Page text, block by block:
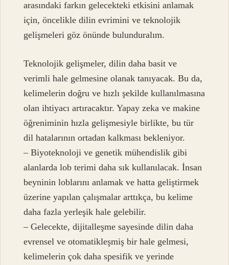
arasındaki farkın gelecekteki etkisini anlamak
için, öncelikle dilin evrimini ve teknolojik
gelişmeleri göz önünde bulunduralım.
Teknolojik gelişmeler, dilin daha basit ve
verimli hale gelmesine olanak tanıyacak. Bu da,
kelimelerin doğru ve hızlı şekilde kullanılmasına
olan ihtiyacı artıracaktır. Yapay zeka ve makine
öğreniminin hızla gelişmesiyle birlikte, bu tür
dil hatalarının ortadan kalkması bekleniyor.
– Biyoteknoloji ve genetik mühendislik gibi
alanlarda lob terimi daha sık kullanılacak. İnsan
beyninin loblarını anlamak ve hatta geliştirmek
üzerine yapılan çalışmalar arttıkça, bu kelime
daha fazla yerleşik hale gelebilir.
– Gelecekte, dijitalleşme sayesinde dilin daha
evrensel ve otomatikleşmiş bir hale gelmesi,
kelimelerin çok daha spesifik ve yerinde